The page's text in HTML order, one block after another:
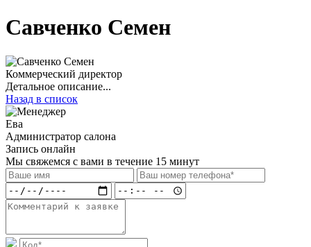
Савченко Семен
Коммерческий директор
Детальное описание...
Назад в список
Ева
Администратор салона
Запись онлайн
Мы свяжемся с вами в течение 15 минут